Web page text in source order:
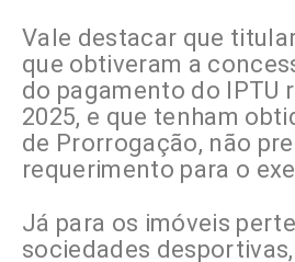
Vale destacar que
que obtiveram a
do pagamento do IPTU
2025, e que tenham
de Prorrogação, não
requerimento para o
Já para os imóveis
sociedades